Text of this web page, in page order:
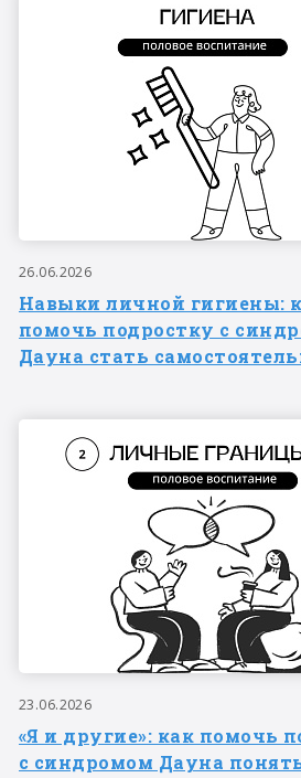
26.06.2026
Навыки личной гигиены:
помочь подростку с
Дауна стать
23.06.2026
«Я и другие»: как помочь
с синдромом Дауна